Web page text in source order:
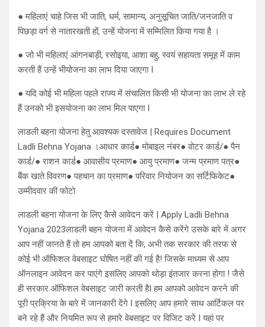
● महिलाएं चाहे जिस भी जाति, धर्म, सामान्य, अनुसूचित जाति/जनजाति व
पिछड़ा वर्ग से नातारखती हों, उन्हें योजना में सम्मिलित किया गया है ।
● जो भी महिलाएं आंगनबाड़ी, रसोइया, आशा बहु, स्वयं सहायता समूह में काम
करती हैं उन्हें भीयोजना का लाभ दिया जाएगा I
● यदि कोई भी महिला पहले राज्य में संचालित किसी भी योजना का लाभ ले रहे
हैं उनको भी इसयोजना का लाभ मिल पाएगा I
लाडली बहना योजना हेतु आवश्यक दस्तावेज | Requires Document
Ladli Behna Yojana ।आधार कार्ड● मोबाइल नंबर● वोटर कार्ड/● पैन
कार्ड/● राशन कार्ड● आवासीय प्रमाण● आयु प्रमाण● जन्म प्रमाण पत्र●
बैंक खाते विवरण● पहचान का प्रमाण● परिवार नियोजन का सर्टिफिकेट●
उम्मीदवार की फोटो
लाडली बहना योजना के लिए कैसे आवेदन करें | Apply Ladli Behna
Yojana 2023लाडली बहन योजना में आवेदन कैसे करेंगे उसके बारे में अगर
आप नहीं जानते हैं तो हम आपको बता दें कि, अभी तक सरकार की तरफ से
कोई भी ऑफिशल वेबसाइट घोषित नहीं की गई है! जिसके माध्यम से आप
ऑनलाइन आवेदन कर पाएंगे इसलिए आपको थोड़ा इंतजार करना होगा ! जैसे
ही सरकार ऑफिशल वेबसाइट जारी करती हैI हम आपको आवेदन करने की
पूरी प्रक्रिया के बारे में जानकारी देंगे I इसलिए आप हमारे साथ आर्टिकल पर
बने रहे हैं और नियमित रूप से हमारे वेबसाइट पर विजिट करें I यहां पर